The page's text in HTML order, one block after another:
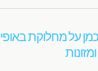
על מחלוקת באופי